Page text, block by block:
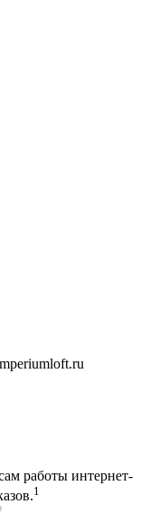
работы интернет-
1